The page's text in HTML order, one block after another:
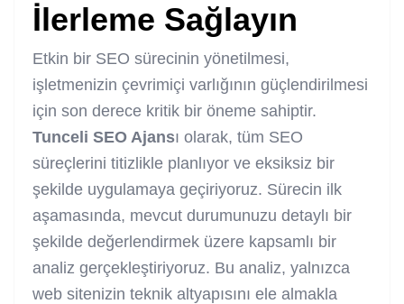
İlerleme Sağlayın
Etkin bir SEO sürecinin yönetilmesi,
işletmenizin çevrimiçi varlığının güçlendirilmesi
için son derece kritik bir öneme sahiptir.
Tunceli SEO Ajansı olarak, tüm SEO
süreçlerini titizlikle planlıyor ve eksiksiz bir
şekilde uygulamaya geçiriyoruz. Sürecin ilk
aşamasında, mevcut durumunuzu detaylı bir
şekilde değerlendirmek üzere kapsamlı bir
analiz gerçekleştiriyoruz. Bu analiz, yalnızca
web sitenizin teknik altyapısını ele almakla